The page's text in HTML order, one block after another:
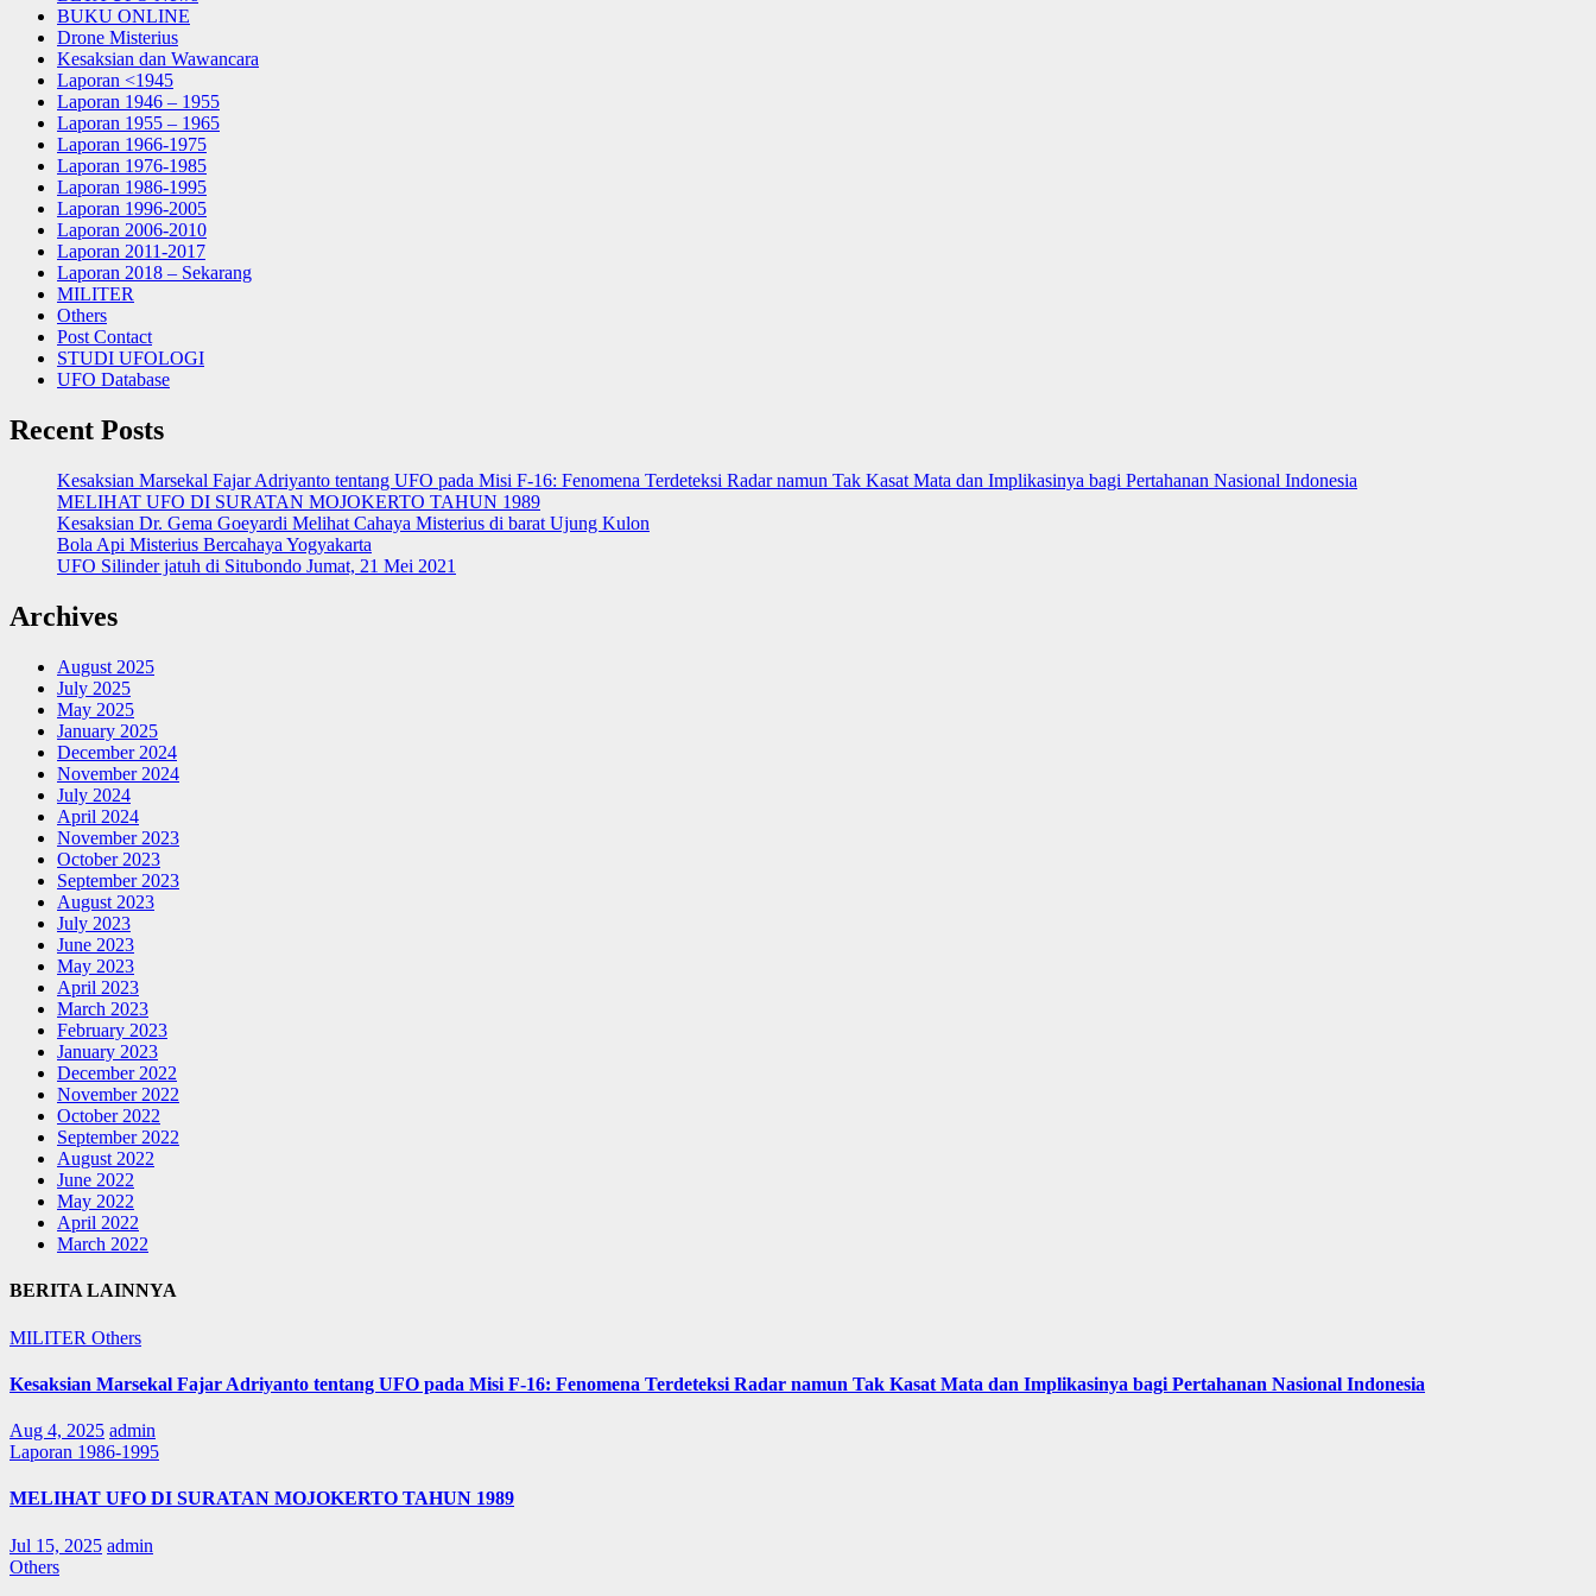
BUKU ONLINE
Drone Misterius
Kesaksian dan Wawancara
Laporan <1945
Laporan 1946 – 1955
Laporan 1955 – 1965
Laporan 1966-1975
Laporan 1976-1985
Laporan 1986-1995
Laporan 1996-2005
Laporan 2006-2010
Laporan 2011-2017
Laporan 2018 – Sekarang
MILITER
Others
Post Contact
STUDI UFOLOGI
UFO Database
Recent Posts
Kesaksian Marsekal Fajar Adriyanto tentang UFO pada Misi F-16: Fenomena Terdeteksi Radar namun Tak Kasat Mata dan Implikasinya bagi Pertahanan Nasional Indonesia
MELIHAT UFO DI SURATAN MOJOKERTO TAHUN 1989
Kesaksian Dr. Gema Goeyardi Melihat Cahaya Misterius di barat Ujung Kulon
Bola Api Misterius Bercahaya Yogyakarta
UFO Silinder jatuh di Situbondo Jumat, 21 Mei 2021
Archives
August 2025
July 2025
May 2025
January 2025
December 2024
November 2024
July 2024
April 2024
November 2023
October 2023
September 2023
August 2023
July 2023
June 2023
May 2023
April 2023
March 2023
February 2023
January 2023
December 2022
November 2022
October 2022
September 2022
August 2022
June 2022
May 2022
April 2022
March 2022
BERITA LAINNYA
MILITER Others
Kesaksian Marsekal Fajar Adriyanto tentang UFO pada Misi F-16: Fenomena Terdeteksi Radar namun Tak Kasat Mata dan Implikasinya bagi Pertahanan Nasional Indonesia
Aug 4, 2025 admin
Laporan 1986-1995
MELIHAT UFO DI SURATAN MOJOKERTO TAHUN 1989
Jul 15, 2025 admin
Others